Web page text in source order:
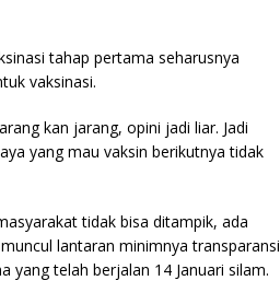
tahap pertama seharusnya
vaksinasi.
kan jarang, opini jadi liar. Jadi
yang mau vaksin berikutnya tidak
tidak bisa ditampik, ada
lantaran minimnya transparansi
yang telah berjalan 14 Januari silam.